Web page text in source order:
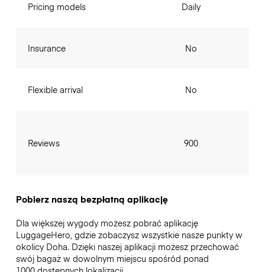
Pricing models
Insurance
Flexible arrival
Reviews
Daily
No
No
900
Pobierz naszą bezpłatną aplikację
Dla większej wygody możesz pobrać aplikację
LuggageHero, gdzie zobaczysz wszystkie nasze punkty w
okolicy Doha. Dzięki naszej aplikacji możesz przechować
swój bagaż w dowolnym miejscu spośród ponad